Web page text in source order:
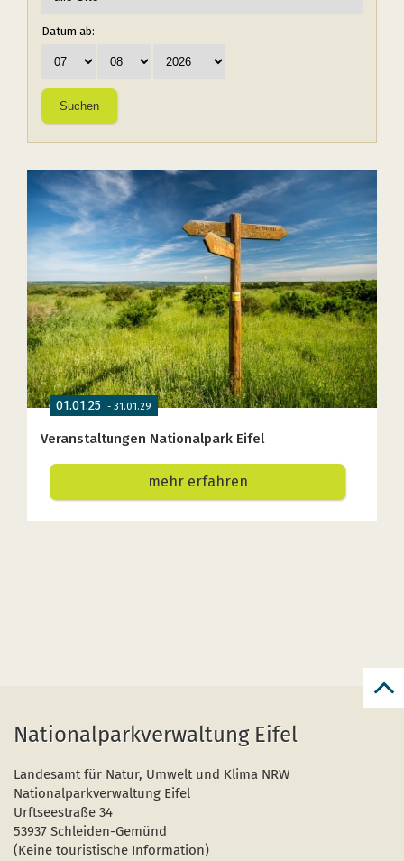
Nationalparkverwaltung Eifel
Landesamt für Natur, Umwelt und Klima NRW
Nationalparkverwaltung Eifel
Urftseestraße 34
53937 Schleiden-Gemünd
(Keine touristische Information)